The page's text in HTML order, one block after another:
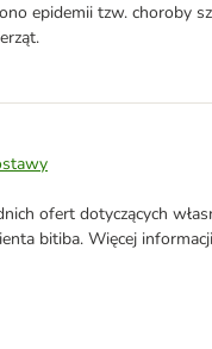
epidemii tzw. choroby
ofert dotyczących
bitiba. Więcej